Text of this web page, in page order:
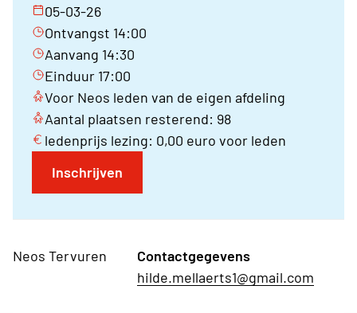
05-03-26
Ontvangst 14:00
Aanvang 14:30
Einduur 17:00
Voor Neos leden van de eigen afdeling
Aantal plaatsen resterend: 98
ledenprijs lezing: 0,00 euro voor leden
Inschrijven
Neos Tervuren
Contactgegevens
hilde.mellaerts1@gmail.com